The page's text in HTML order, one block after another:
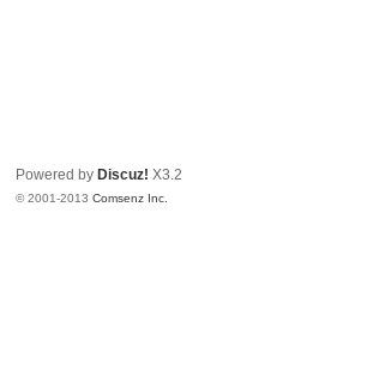
Powered by Discuz! X3.2
© 2001-2013Comsenz Inc.